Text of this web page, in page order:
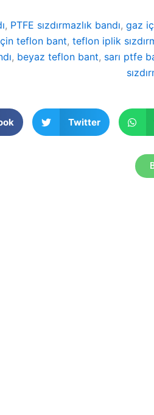
, PTFE sızdırmazlık bandı, gaz
teflon bant, teflon iplik
, beyaz teflon bant, sarı ptfe
Twitter